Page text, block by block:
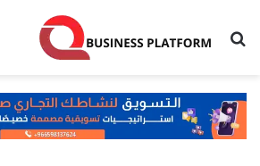
بحث عن